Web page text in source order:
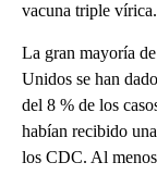
vacuna triple vírica.
La gran mayoría
Unidos se han
del 8 % de los
habían recibido
los CDC. Al